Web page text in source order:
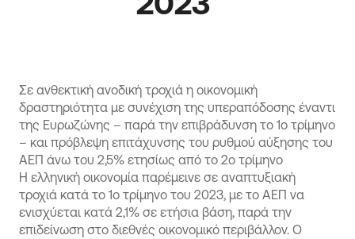
Σε ανθεκτική ανοδική τροχιά η οικονομική
δραστηριότητα με συνέχιση της υπεραπόδοσης έναντι
της Ευρωζώνης – παρά την επιβράδυνση το 1ο τρίμηνο
– και πρόβλεψη επιτάχυνσης του ρυθμού αύξησης του
ΑΕΠ άνω του 2,5% ετησίως από το 2ο τρίμηνο
Η ελληνική οικονομία παρέμεινε σε αναπτυξιακή
τροχιά κατά το 1ο τρίμηνο του 2023, με το ΑΕΠ να
ενισχύεται κατά 2,1% σε ετήσια βάση, παρά την
επιδείνωση στο διεθνές οικονομικό περιβάλλον. Ο